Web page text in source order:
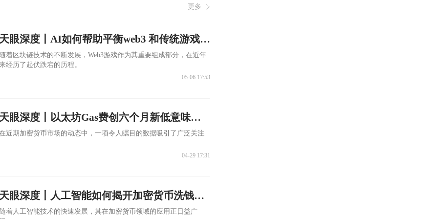
更多
天眼深度丨AI如何帮助平衡web3 和传统游戏之间的竞争？
着区块链技术的不断发展，Web3游戏作为其重要组成部分，在近年
经历了起伏跌宕的历程。
05-06 17:53
天眼深度丨以太坊Gas费创六个月新低意味着什么？
近期加密货币市场的动态中，一项令人瞩目的数据吸引了广泛关注
04-29 17:31
天眼深度丨人工智能如何揭开加密货币洗钱秘密？
着人工智能技术的快速发展，其在加密货币领域的应用正日益广